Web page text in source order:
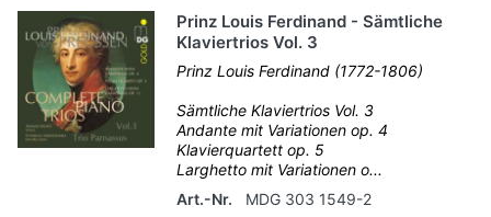
Prinz Louis Ferdinand - Sämtliche
Klaviertrios Vol. 3
Prinz Louis Ferdinand (1772-1806)
Sämtliche Klaviertrios Vol. 3
Andante mit Variationen op. 4
Klavierquartett op. 5
Larghetto mit Variationen o...
Art.-Nr.
MDG 303 1549-2